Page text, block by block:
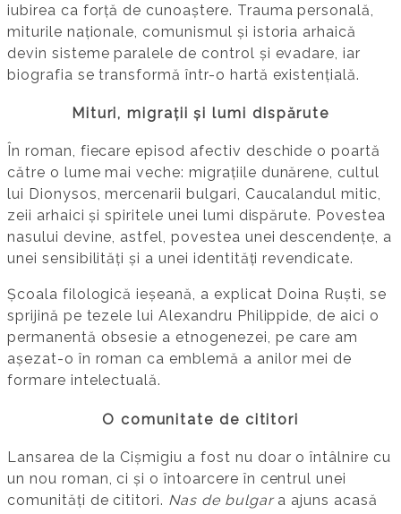
iubirea ca forță de cunoaștere. Trauma personală,
miturile naționale, comunismul și istoria arhaică
devin sisteme paralele de control și evadare, iar
biografia se transformă într-o hartă existențială.
Mituri, migrații și lumi dispărute
În roman, fiecare episod afectiv deschide o poartă
către o lume mai veche: migrațiile dunărene, cultul
lui Dionysos, mercenarii bulgari, Caucalandul mitic,
zeii arhaici și spiritele unei lumi dispărute. Povestea
nasului devine, astfel, povestea unei descendențe, a
unei sensibilități și a unei identități revendicate.
Școala filologică ieșeană, a explicat Doina Ruști, se
sprijină pe tezele lui Alexandru Philippide, de aici o
permanentă obsesie a etnogenezei, pe care am
așezat-o în roman ca emblemă a anilor mei de
formare intelectuală.
O comunitate de cititori
Lansarea de la Cișmigiu a fost nu doar o întâlnire cu
un nou roman, ci și o întoarcere în centrul unei
comunități de cititori. Nas de bulgara ajuns acasă